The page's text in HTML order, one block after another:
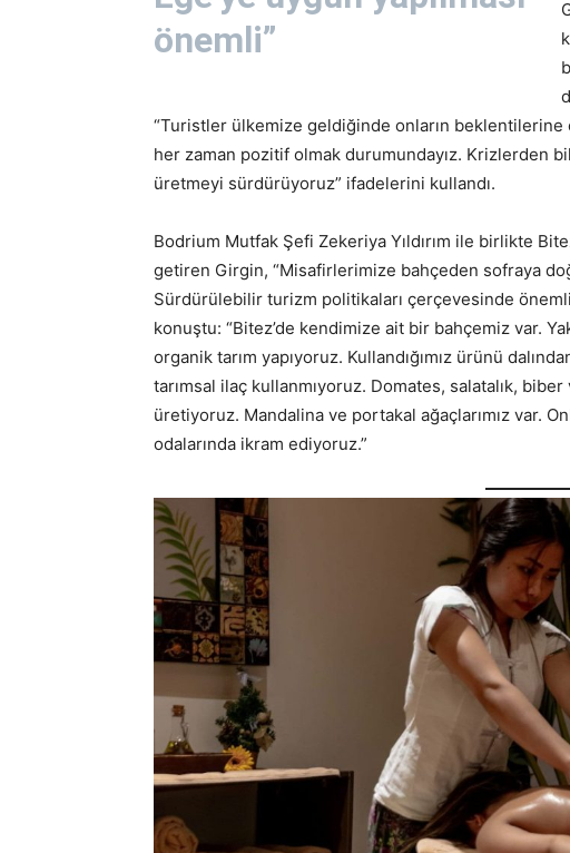
önemli”
“Turistler ülkemize geldiğinde onların beklentilerine
her zaman pozitif olmak durumundayız. Krizlerden
üretmeyi sürdürüyoruz” ifadelerini kullandı.
Bodrium Mutfak Şefi Zekeriya Yıldırım ile birlikte
getiren Girgin, “Misafirlerimize bahçeden sofraya
Sürdürülebilir turizm politikaları çerçevesinde
konuştu: “Bitez’de kendimize ait bir bahçemiz var.
organik tarım yapıyoruz. Kullandığımız ürünü
tarımsal ilaç kullanmıyoruz. Domates, salatalık,
üretiyoruz. Mandalina ve portakal ağaçlarımız var.
odalarında ikram ediyoruz.”